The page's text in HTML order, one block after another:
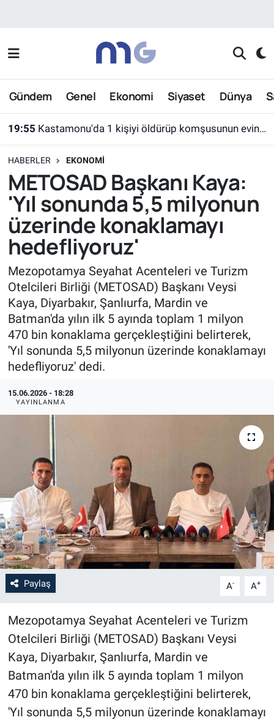
Gündem Genel Ekonomi Siyaset Dünya
19:55 Kastamonu'da 1 kişiyi öldürüp komşusunun evini ateşe veren şahıs tutuklandı
HABERLER EKONOMI
METOSAD Başkanı Kaya:
'Yıl sonunda 5,5 milyonun
üzerinde konaklamayı
hedefliyoruz'
Mezopotamya Seyahat Acenteleri ve Turizm
Otelcileri Birliği (METOSAD) Başkanı Veysi
Kaya, Diyarbakır, Şanlıurfa, Mardin ve
Batman'da yılın ilk 5 ayında toplam 1 milyon
470 bin konaklama gerçekleştiğini belirterek,
'Yıl sonunda 5,5 milyonun üzerinde konaklamayı
hedefliyoruz' dedi.
15.06.2026 - 18:28
YAYINLANMA
Paylaş A- A+
Mezopotamya Seyahat Acenteleri ve Turizm
Otelcileri Birliği (METOSAD) Başkanı Veysi
Kaya, Diyarbakır, Şanlıurfa, Mardin ve
Batman'da yılın ilk 5 ayında toplam 1 milyon
470 bin konaklama gerçekleştiğini belirterek,
'Yıl sonunda 5,5 milyonun üzerinde konaklamayı
Nöbetçi Eczaneler
Hava Durumu
Süper Lig Puan Durumu ve Fikstür
Tüm Manşetler
Son Dakika Haberleri
Haber Arşivi